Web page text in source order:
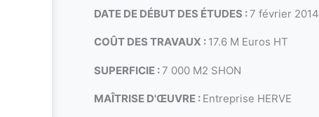
DATE DE DÉBUT DES ÉTUDES :7 février 2014
COÛT DES TRAVAUX : 17.6 M Euros HT
SUPERFICIE :7 000 M2 SHON
MAÎTRISE D'ŒUVRE : Entreprise HERVE